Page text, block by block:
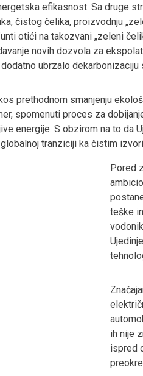
efikasnost. Sa druge
čistog čelika, proizvodnju
otići na takozvani „zeleni
novih dozvola za
ubrzalo
prethodnom smanjenju
spomenuti proces za
energije. S obzirom na to da
tranziciji ka čistim
Pored
teške
ih nije
ispred